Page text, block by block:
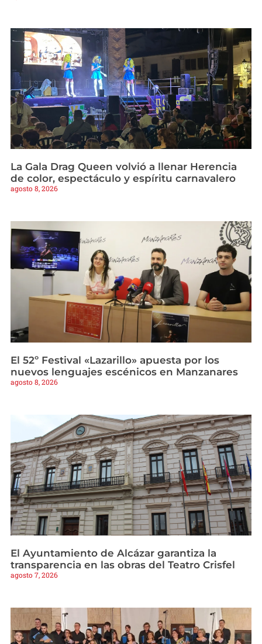
La Gala Drag Queen volvió a llenar Herencia
de color, espectáculo y espíritu carnavalero
agosto 8, 2026
El 52º Festival «Lazarillo» apuesta por los
nuevos lenguajes escénicos en Manzanares
agosto 8, 2026
El Ayuntamiento de Alcázar garantiza la
transparencia en las obras del Teatro Crisfel
agosto 7, 2026